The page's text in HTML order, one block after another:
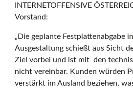
INTERNETOFFENSIVE
Vorstand:
„Die geplante Festplattenabgabe
Ausgestaltung schießt aus Sicht
Ziel vorbei und ist mit den
nicht vereinbar. Kunden würden
verstärkt im Ausland beziehen,